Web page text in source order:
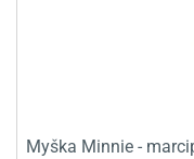
Myška Minnie -